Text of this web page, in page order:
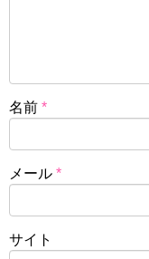
名前 *
メール *
サイト